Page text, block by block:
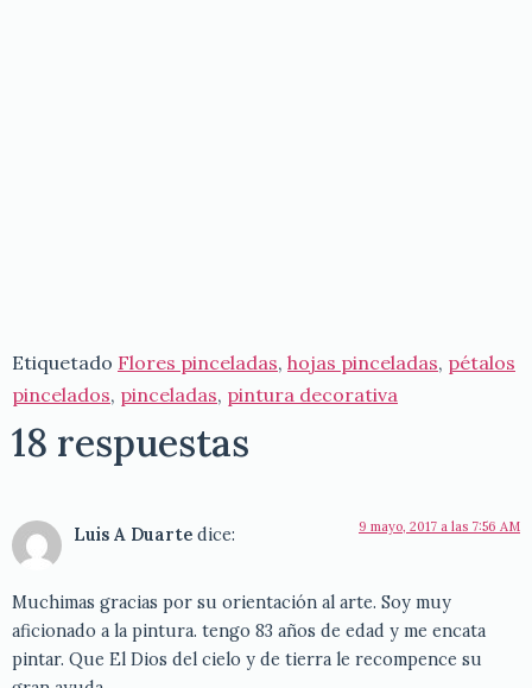
Etiquetado Flores pinceladas, hojas pinceladas, pétalos
pincelados, pinceladas, pintura decorativa
18 respuestas
Luis A Duarte dice: 9 mayo, 2017 a las 7:56 AM
Muchimas gracias por su orientación al arte. Soy muy
aficionado a la pintura. tengo 83 años de edad y me encata
pintar. Que El Dios del cielo y de tierra le recompence su